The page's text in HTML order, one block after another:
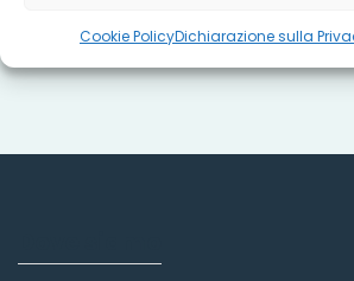
Cookie PolicyDichiarazione sulla